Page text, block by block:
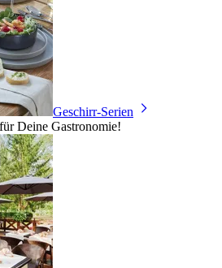
Geschirr-Serien
Deine Gastronomie!